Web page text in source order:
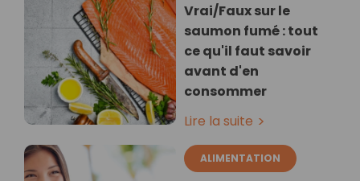
Vrai/Faux sur le
saumon fumé : tout
ce qu'il faut savoir
avant d'en
consommer
Lire la suite
ALIMENTATION